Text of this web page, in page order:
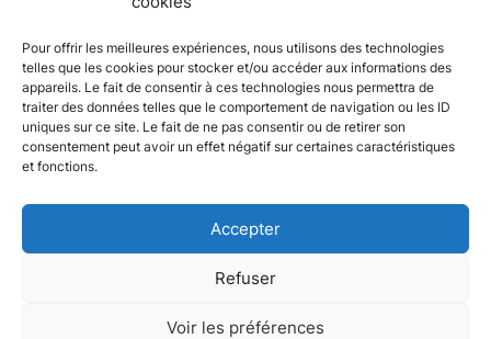
Pour offrir les meilleures expériences, nous utilisons des technologies
telles que les cookies pour stocker et/ou accéder aux informations des
appareils. Le fait de consentir à ces technologies nous permettra de
traiter des données telles que le comportement de navigation ou les ID
uniques sur ce site. Le fait de ne pas consentir ou de retirer son
consentement peut avoir un effet négatif sur certaines caractéristiques
et fonctions.
Accepter
Refuser
Voir les préférences